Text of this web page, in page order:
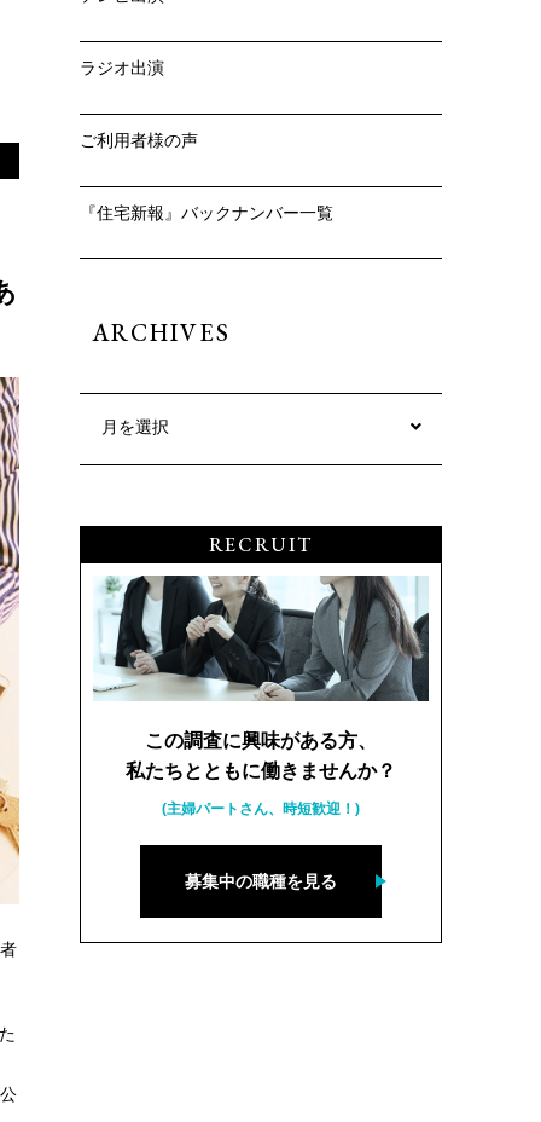
ラジオ出演
ご利用者様の声
『住宅新報』バックナンバー一覧
ARCHIVES
月を選択
RECRUIT
この調査に興味がある方、
私たちとともに働きませんか？
(主婦パートさん、時短歓迎！)
募集中の職種を見る